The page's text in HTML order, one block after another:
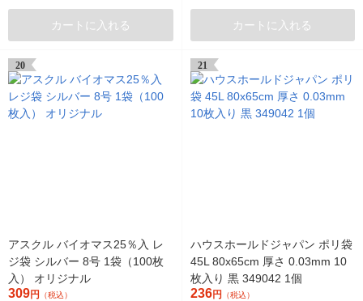
カートに入れる カートに入れる
20
アスクル バイオマス25％入 レ
ジ袋 シルバー 8号 1袋（100枚
入） オリジナル
309円 （税込）
21
ハウスホールドジャパン ポリ袋
45L 80x65cm 厚さ 0.03mm 10
枚入り 黒 349042 1個
236円 （税込）